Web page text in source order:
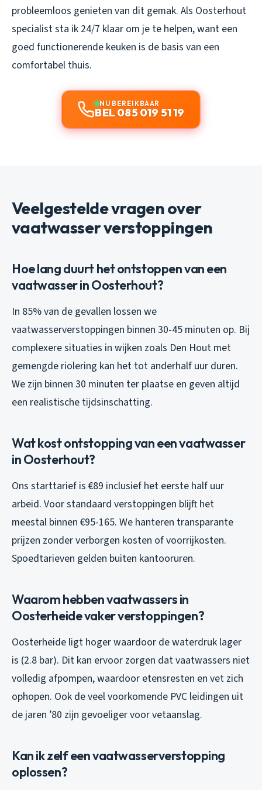
probleemloos genieten van dit gemak. Als Oosterhout
specialist sta ik 24/7 klaar om je te helpen, want een
goed functionerende keuken is de basis van een
comfortabel thuis.
NU BEREIKBAAR
BEL 085 019 51 19
Veelgestelde vragen over
vaatwasser verstoppingen
Hoe lang duurt het ontstoppen van een
vaatwasser in Oosterhout?
In 85% van de gevallen lossen we
vaatwasserverstoppingen binnen 30-45 minuten op. Bij
complexere situaties in wijken zoals Den Hout met
gemengde riolering kan het tot anderhalf uur duren.
We zijn binnen 30 minuten ter plaatse en geven altijd
een realistische tijdsinschatting.
Wat kost ontstopping van een vaatwasser
in Oosterhout?
Ons starttarief is €89 inclusief het eerste half uur
arbeid. Voor standaard verstoppingen blijft het
meestal binnen €95-165. We hanteren transparante
prijzen zonder verborgen kosten of voorrijkosten.
Spoedtarieven gelden buiten kantooruren.
Waarom hebben vaatwassers in
Oosterheide vaker verstoppingen?
Oosterheide ligt hoger waardoor de waterdruk lager
is (2.8 bar). Dit kan ervoor zorgen dat vaatwassers niet
volledig afpompen, waardoor etensresten en vet zich
ophopen. Ook de veel voorkomende PVC leidingen uit
de jaren ’80 zijn gevoeliger voor vetaanslag.
Kan ik zelf een vaatwasserverstopping
oplossen?